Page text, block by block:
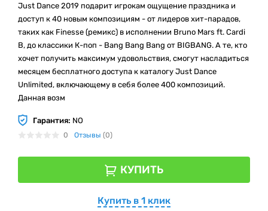
Just Dance 2019 подарит игрокам ощущение праздника и
доступ к 40 новым композициям - от лидеров хит-парадов,
таких как Finesse (ремикс) в исполнении Bruno Mars ft. Cardi
B, до классики К-поп - Bang Bang Bang от BIGBANG. А те, кто
хочет получить максимум удовольствия, смогут насладиться
месяцем бесплатного доступа к каталогу Just Dance
Unlimited, включающему в себя более 400 композиций.
Данная возм
Гарантия: NO
0 Отзывы (0)
КУПИТЬ
Купить в 1 клик